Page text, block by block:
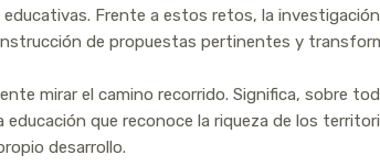
Frente a estos retos, la
de propuestas pertinentes y
mirar el camino recorrido. Significa, sobre
educación que reconoce la riqueza de los
desarrollo.